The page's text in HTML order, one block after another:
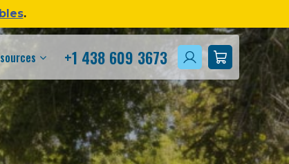
.
+1 438 609 3673